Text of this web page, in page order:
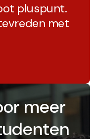
pluspunt.
met
meer